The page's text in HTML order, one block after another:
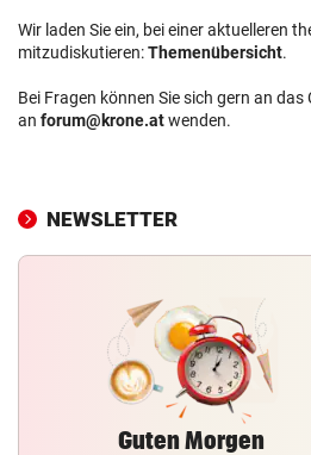
Wir laden Sie ein, bei einer aktuelleren
mitzudiskutieren:Themenübersicht.
Bei Fragen können Sie sich gern an
an forum@krone.atwenden.
NEWSLETTER
Guten Morgen